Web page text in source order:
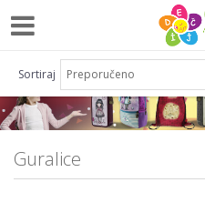
Pozovite nas na 063/55 33
Guralice
Sortiraj